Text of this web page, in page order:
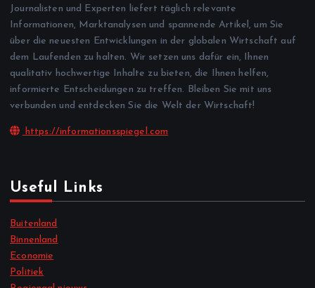
Journalisten und Experten liefert täglich relevante
Informationen, Marktanalysen und spannende Artikel, um Sie
über die neuesten Entwicklungen in der globalen Wirtschaft auf
dem Laufenden zu halten. Wir setzen uns dafür ein, Ihnen
qualitativ hochwertige Inhalte zu bieten, die Ihnen helfen,
informierte Entscheidungen zu treffen. Bleiben Sie mit uns
verbunden und entdecken Sie die Welt der Wirtschaft!
https://informationsspiegel.com
Useful Links
Buitenland
Binnenland
Economie
Politiek